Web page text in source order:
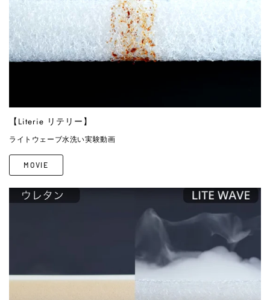
【Literie リテリー】
ライトウェーブ水洗い実験動画
MOVIE